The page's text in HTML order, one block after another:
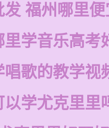
发 福州哪里
里学音乐高考
唱歌的教学视
以学尤克里里